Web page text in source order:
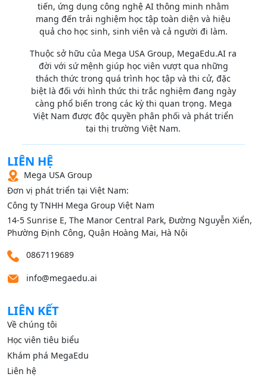
tiến, ứng dụng công nghệ AI thông minh nhằm
mang đến trải nghiệm học tập toàn diện và hiệu
quả cho học sinh, sinh viên và cả người đi làm.
Thuộc sở hữu của Mega USA Group, MegaEdu.AI ra
đời với sứ mệnh giúp học viên vượt qua những
thách thức trong quá trình học tập và thi cử, đặc
biệt là đối với hình thức thi trắc nghiệm đang ngày
càng phổ biến trong các kỳ thi quan trọng. Mega
Việt Nam được độc quyền phân phối và phát triển
tại thị trường Việt Nam.
LIÊN HỆ
Mega USA Group
Đơn vị phát triển tại Việt Nam:
Công ty TNHH Mega Group Việt Nam
14‑5 Sunrise E, The Manor Central Park, Đường Nguyễn Xiển,
Phường Định Công, Quận Hoàng Mai, Hà Nội
0867119689
info@megaedu.ai
LIÊN KẾT
Về chúng tôi
Học viên tiêu biểu
Khám phá MegaEdu
Liên hệ